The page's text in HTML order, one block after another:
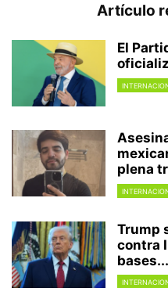
Artículo
El
plena
Trump
contra
bases...